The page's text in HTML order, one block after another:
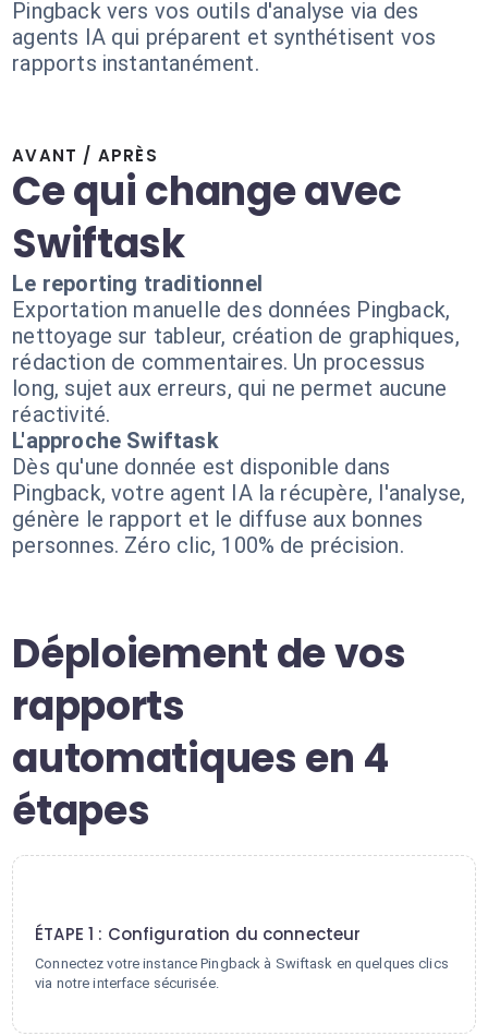
Pingback vers vos outils d'analyse via des
agents IA qui préparent et synthétisent vos
rapports instantanément.
AVANT / APRÈS
Ce qui change avec
Swiftask
Le reporting traditionnel
Exportation manuelle des données Pingback,
nettoyage sur tableur, création de graphiques,
rédaction de commentaires. Un processus
long, sujet aux erreurs, qui ne permet aucune
réactivité.
L'approche Swiftask
Dès qu'une donnée est disponible dans
Pingback, votre agent IA la récupère, l'analyse,
génère le rapport et le diffuse aux bonnes
personnes. Zéro clic, 100% de précision.
Déploiement de vos
rapports
automatiques en 4
étapes
ÉTAPE 1 : Configuration du connecteur
Connectez votre instance Pingback à Swiftask en quelques clics
via notre interface sécurisée.